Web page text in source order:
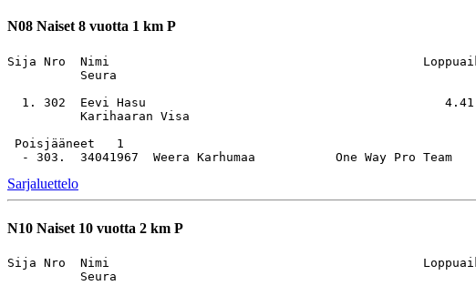
N08 Naiset 8 vuotta 1 km P
Sija Nro  Nimi
          Seura
1. 302  Eevi Hasu
          Karihaaran Visa
Poisjääneet   1
Sarjaluettelo
N10 Naiset 10 vuotta 2 km P
Sija Nro  Nimi
          Seura